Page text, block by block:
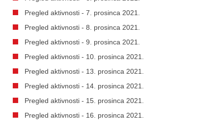
Pregled aktivnosti - 7. prosinca 2021.
Pregled aktivnosti - 8. prosinca 2021.
Pregled aktivnosti - 9. prosinca 2021.
Pregled aktivnosti - 10. prosinca 2021.
Pregled aktivnosti - 13. prosinca 2021.
Pregled aktivnosti - 14. prosinca 2021.
Pregled aktivnosti - 15. prosinca 2021.
Pregled aktivnosti - 16. prosinca 2021.